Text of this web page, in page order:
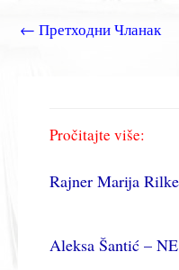
← Претходни Чланак
Pročitajte više:
Rajner Marija
Aleksa Šantić –